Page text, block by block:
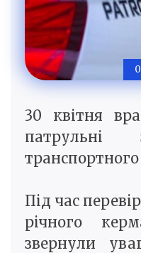
30 квітня
патрульні
транспортного
Під час
річного
звернули